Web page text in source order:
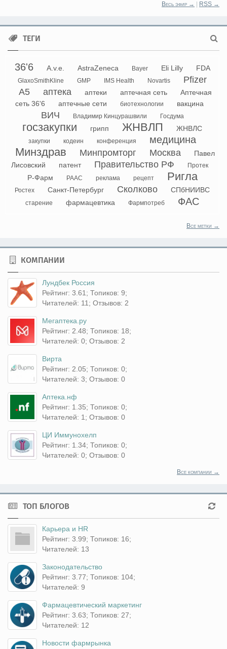
Весь эфир → RSS →
ТЕГИ
36'6 A.v.e. AstraZeneca Bayer Eli Lilly FDA
GlaxoSmithKline GMP IMS Health Novartis
Pfizer
А5
аптека аптеки аптечная сеть
Аптечная
сеть 36'6
аптечные сети биотехнологии вакцина
ВИЧ Владимир Кинцурашвили Госдума
госзакупки грипп ЖНВЛП ЖНВЛС
закупки кодеин конференция медицина
Минздрав Минпромторг Москва
Павел
Лисовский
патент Правительство РФ Протек
Р-Фарм РААС реклама рецепт Ригла
Ростех Санкт-Петербург Сколково СПбНИИВС
старение фармацевтика Фармпотреб ФАС
Все метки →
КОМПАНИИ
Лундбек Россия
Рейтинг: 3.61; Топиков: 9;
Читателей: 11; Отзывов: 2
Мегаптека.ру
Рейтинг: 2.48; Топиков: 18;
Читателей: 0; Отзывов: 2
Вирта
Рейтинг: 2.05; Топиков: 0;
Читателей: 3; Отзывов: 0
Аптека.нф
Рейтинг: 1.35; Топиков: 0;
Читателей: 1; Отзывов: 0
ЦИ Иммунохелп
Рейтинг: 1.34; Топиков: 0;
Читателей: 0; Отзывов: 0
Все компании →
ТОП БЛОГОВ
Карьера и HR
Рейтинг: 3.99; Топиков: 16;
Читателей: 13
Законодательство
Рейтинг: 3.77; Топиков: 104;
Читателей: 9
Фармацевтический маркетинг
Рейтинг: 3.63; Топиков: 27;
Читателей: 12
Новости фармрынка